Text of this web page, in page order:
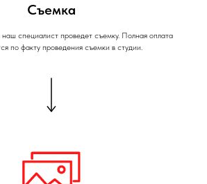
Съемка
специалист проведет съемку. Полная оплата
по факту проведения съемки в студии.